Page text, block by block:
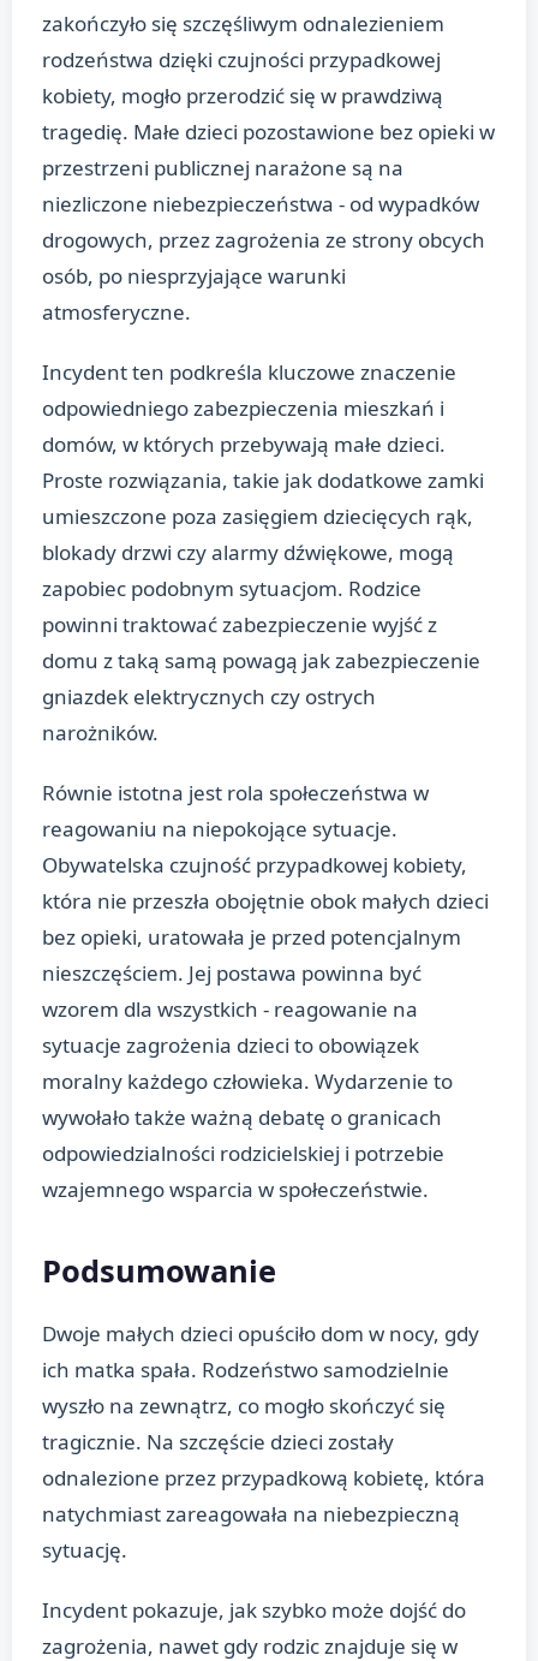
zakończyło się szczęśliwym odnalezieniem
rodzeństwa dzięki czujności przypadkowej
kobiety, mogło przerodzić się w prawdziwą
tragedię. Małe dzieci pozostawione bez opieki w
przestrzeni publicznej narażone są na
niezliczone niebezpieczeństwa - od wypadków
drogowych, przez zagrożenia ze strony obcych
osób, po niesprzyjające warunki
atmosferyczne.
Incydent ten podkreśla kluczowe znaczenie
odpowiedniego zabezpieczenia mieszkań i
domów, w których przebywają małe dzieci.
Proste rozwiązania, takie jak dodatkowe zamki
umieszczone poza zasięgiem dziecięcych rąk,
blokady drzwi czy alarmy dźwiękowe, mogą
zapobiec podobnym sytuacjom. Rodzice
powinni traktować zabezpieczenie wyjść z
domu z taką samą powagą jak zabezpieczenie
gniazdek elektrycznych czy ostrych
narożników.
Równie istotna jest rola społeczeństwa w
reagowaniu na niepokojące sytuacje.
Obywatelska czujność przypadkowej kobiety,
która nie przeszła obojętnie obok małych dzieci
bez opieki, uratowała je przed potencjalnym
nieszczęściem. Jej postawa powinna być
wzorem dla wszystkich - reagowanie na
sytuacje zagrożenia dzieci to obowiązek
moralny każdego człowieka. Wydarzenie to
wywołało także ważną debatę o granicach
odpowiedzialności rodzicielskiej i potrzebie
wzajemnego wsparcia w społeczeństwie.
Podsumowanie
Dwoje małych dzieci opuściło dom w nocy, gdy
ich matka spała. Rodzeństwo samodzielnie
wyszło na zewnątrz, co mogło skończyć się
tragicznie. Na szczęście dzieci zostały
odnalezione przez przypadkową kobietę, która
natychmiast zareagowała na niebezpieczną
sytuację.
Incydent pokazuje, jak szybko może dojść do
zagrożenia, nawet gdy rodzic znajduje się w